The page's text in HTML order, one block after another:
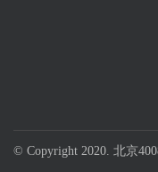
© Copyright 2020. 北京